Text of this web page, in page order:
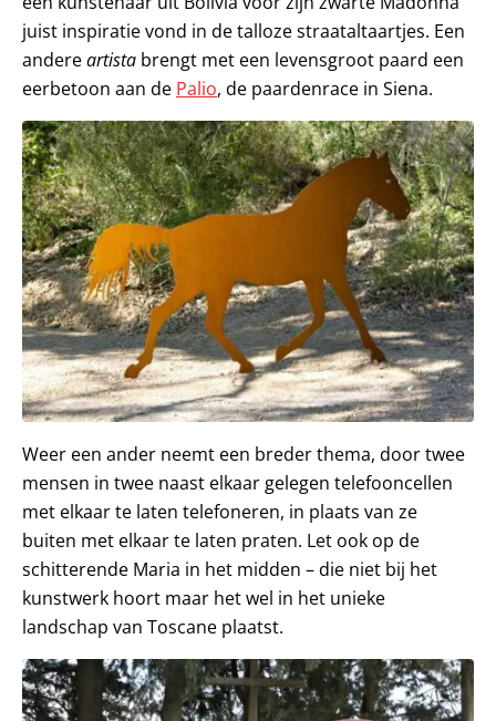
juist inspiratie vond in de talloze straataltaartjes. Een
andereartista brengt met een levensgroot paard een
eerbetoon aan de Palio, de paardenrace in Siena.
Weer een ander neemt een breder thema, door twee
mensen in twee naast elkaar gelegen telefooncellen
met elkaar te laten telefoneren, in plaats van ze
buiten met elkaar te laten praten. Let ook op de
schitterende Maria in het midden – die niet bij het
kunstwerk hoort maar het wel in het unieke
landschap van Toscane plaatst.